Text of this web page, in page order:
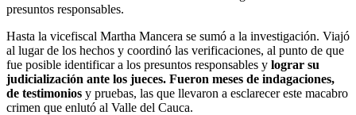
presuntos responsables.
Hasta la vicefiscal Martha Mancera se sumó a la investigación. Viajó
al lugar de los hechos y coordinó las verificaciones, al punto de que
fue posible identificar a los presuntos responsables y lograr su
judicialización ante los jueces. Fueron meses de indagaciones,
de testimonios y pruebas, las que llevaron a esclarecer este macabro
crimen que enlutó al Valle del Cauca.